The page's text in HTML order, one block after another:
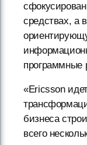
средствах, а
программные
«Ericsson
бизнеса
всего